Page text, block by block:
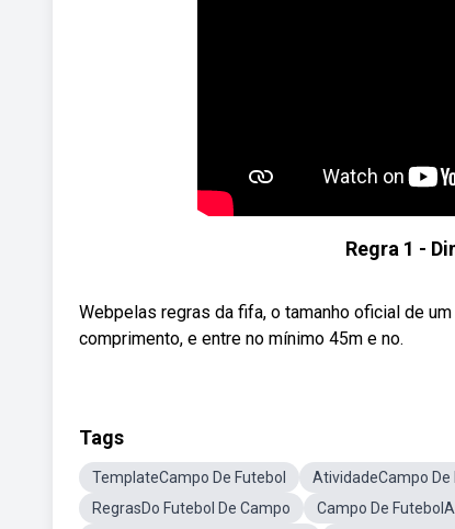
Regra 1 -
Webpelas regras da fifa, o tamanho oficial de
comprimento, e entre no mínimo 45m e no.
Tags
TemplateCampo De Futebol AtividadeCampo De
RegrasDo Futebol De Campo
Campo De